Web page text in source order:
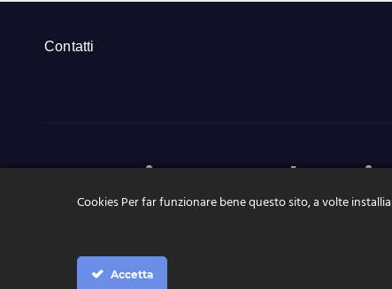
Contatti
NumeriSuperEnalotto.it
Tutte le news, le estrazioni, pronostici a portata di click
Cookies Per far funzionare bene questo sito, a volte
Accetta